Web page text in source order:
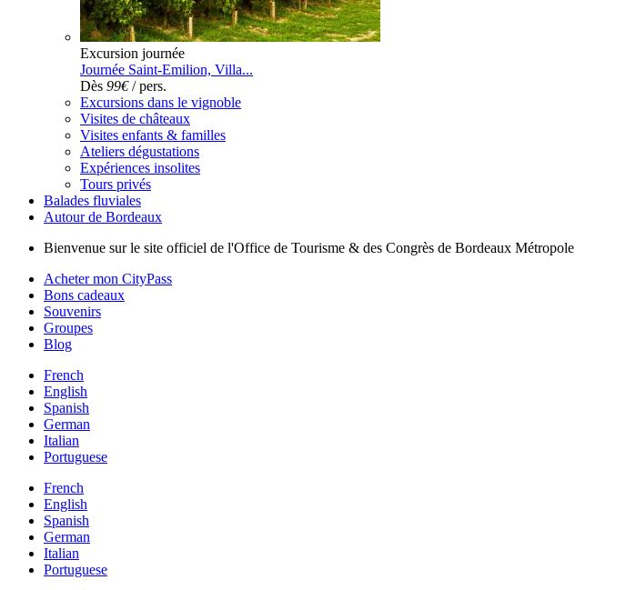
Excursion journée
Journée Saint-Emilion, Villa...
Dès 99€/ pers.
Excursions dans le vignoble
Visites de châteaux
Visites enfants & familles
Ateliers dégustations
Expériences insolites
Tours privés
Balades fluviales
Autour de Bordeaux
Bienvenue sur le site officiel de l'Office de Tourisme & des Congrès de Bordeaux Métropole
Acheter mon CityPass
Bons cadeaux
Souvenirs
Groupes
Blog
French
English
Spanish
German
Italian
Portuguese
French
English
Spanish
German
Italian
Portuguese